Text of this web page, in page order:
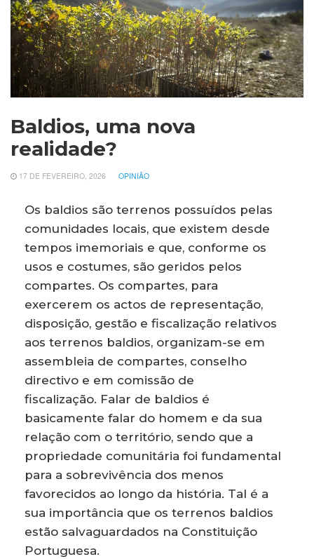
Baldios, uma nova
realidade?
17 DE FEVEREIRO, 2026 OPINIÃO
Os baldios são terrenos possuídos pelas
comunidades locais, que existem desde
tempos imemoriais e que, conforme os
usos e costumes, são geridos pelos
compartes. Os compartes, para
exercerem os actos de representação,
disposição, gestão e fiscalização relativos
aos terrenos baldios, organizam-se em
assembleia de compartes, conselho
directivo e em comissão de
fiscalização. Falar de baldios é
basicamente falar do homem e da sua
relação com o território, sendo que a
propriedade comunitária foi fundamental
para a sobrevivência dos menos
favorecidos ao longo da história. Tal é a
sua importância que os terrenos baldios
estão salvaguardados na Constituição
Portuguesa.